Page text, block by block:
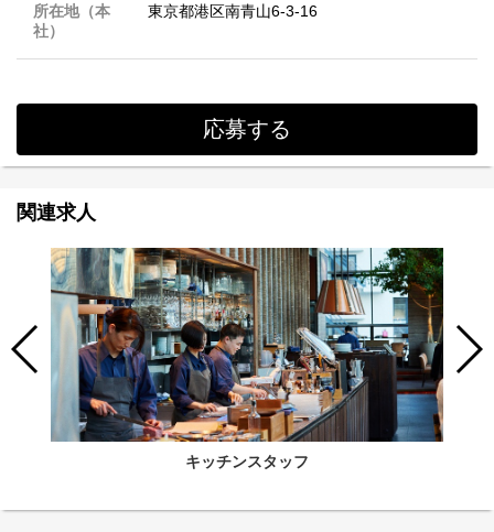
所在地（本
社）
東京都港区南青山6-3-16
応募する
関連求人
キッチンスタッフ